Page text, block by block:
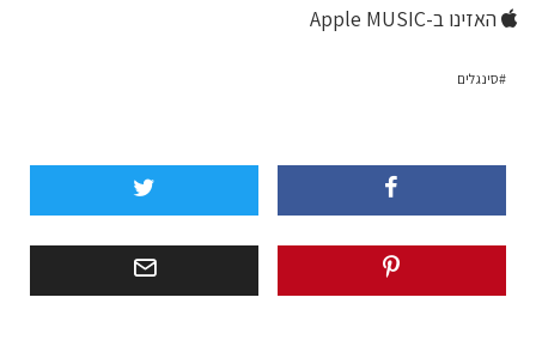
האזינו ב-Apple MUSIC
סינגלים